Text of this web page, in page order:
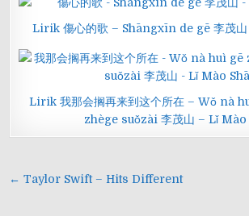
Lirik 傷心的歌 – Shāngxīn de gē 李茂
Lirik 我那会搁再来到这个所在 – Wǒ nà
zhège suǒzài 李茂山 – Lǐ Mào
Navigasi
← Taylor Swift – Hits Different